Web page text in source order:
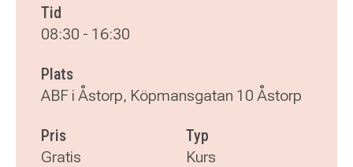
Tid
08:30 - 16:30
Plats
ABF i Åstorp, Köpmansgatan 10 Åstorp
Pris
Gratis
Typ
Kurs